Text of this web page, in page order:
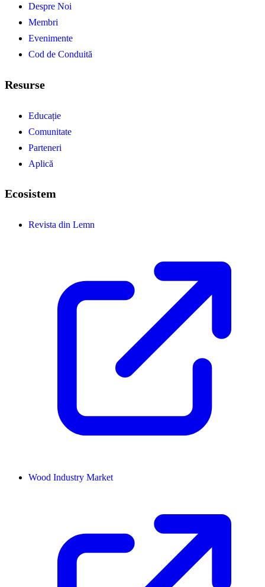
Despre Noi
Membri
Evenimente
Cod de Conduită
Resurse
Educație
Comunitate
Parteneri
Aplică
Ecosistem
Revista din Lemn
Wood Industry Market